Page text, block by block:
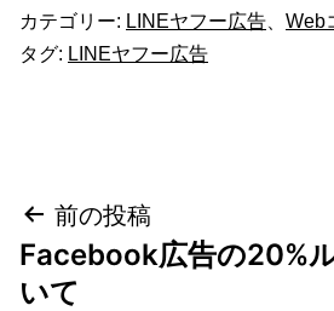
カテゴリー: LINEヤフー広告
Web
タグ: LINEヤフー広告
投
稿
前の投稿
Facebook広告の20%
いて